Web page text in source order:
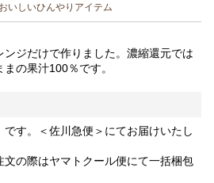
いしいひんやりアイテム
ンジだけで作りました。濃縮還元では
の果汁100％です。
です。＜佐川急便＞にてお届けいたし
の際はヤマトクール便にて一括梱包